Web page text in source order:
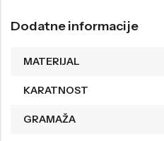
Dodatne informacije
MATERIJAL
KARATNOST
GRAMAŽA